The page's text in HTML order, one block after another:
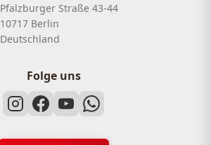
Pfalzburger Straße 43-44
10717 Berlin
Deutschland
Folge uns